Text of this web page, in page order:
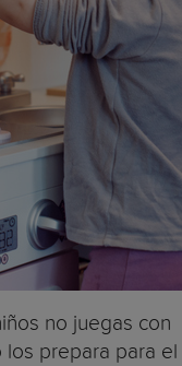
no juegas con
prepara para el